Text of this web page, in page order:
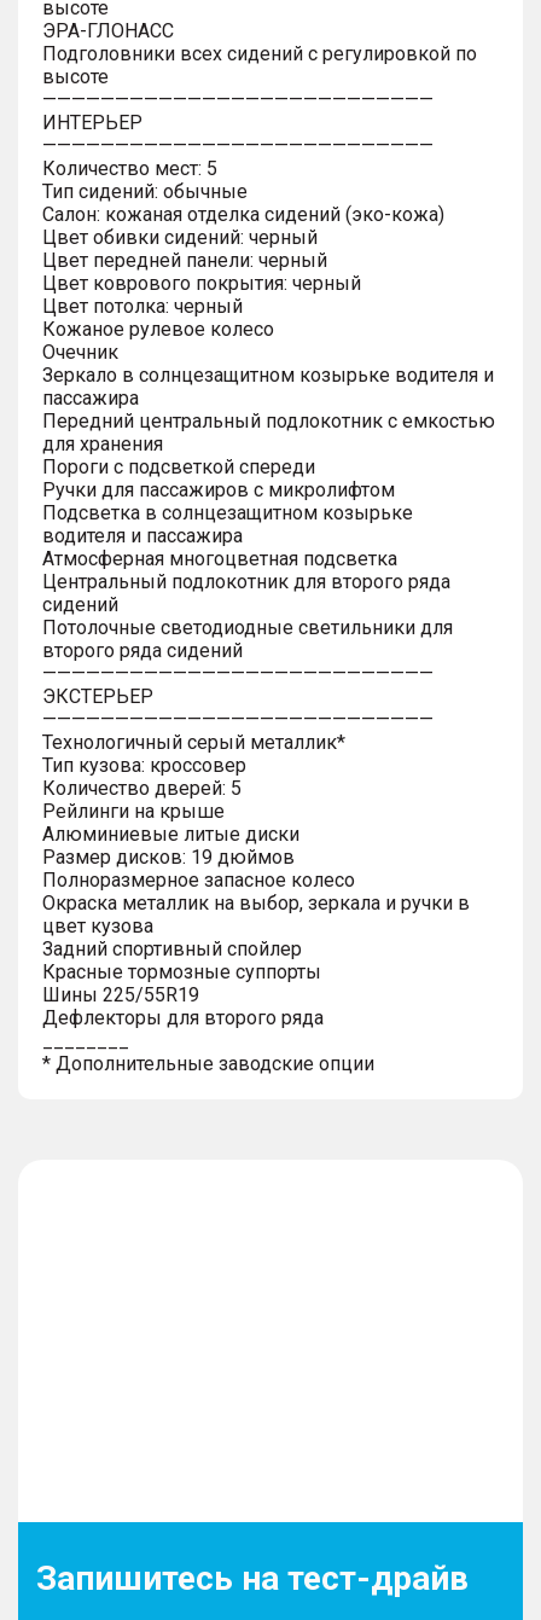
высоте
ЭРА-ГЛОНАСС
Подголовники всех сидений с регулировкой по
высоте
———————————————————————————
ИНТЕРЬЕР
———————————————————————————
Количество мест: 5
Тип сидений: обычные
Салон: кожаная отделка сидений (эко-кожа)
Цвет обивки сидений: черный
Цвет передней панели: черный
Цвет коврового покрытия: черный
Цвет потолка: черный
Кожаное рулевое колесо
Очечник
Зеркало в солнцезащитном козырьке водителя и
пассажира
Передний центральный подлокотник с емкостью
для хранения
Пороги с подсветкой спереди
Ручки для пассажиров с микролифтом
Подсветка в солнцезащитном козырьке
водителя и пассажира
Атмосферная многоцветная подсветка
Центральный подлокотник для второго ряда
сидений
Потолочные светодиодные светильники для
второго ряда сидений
———————————————————————————
ЭКСТЕРЬЕР
———————————————————————————
Технологичный серый металлик*
Тип кузова: кроссовер
Количество дверей: 5
Рейлинги на крыше
Алюминиевые литые диски
Размер дисков: 19 дюймов
Полноразмерное запасное колесо
Окраска металлик на выбор, зеркала и ручки в
цвет кузова
Задний спортивный спойлер
Красные тормозные суппорты
Шины 225/55R19
Дефлекторы для второго ряда
* Дополнительные заводские опции
Запишитесь на тест-драйв